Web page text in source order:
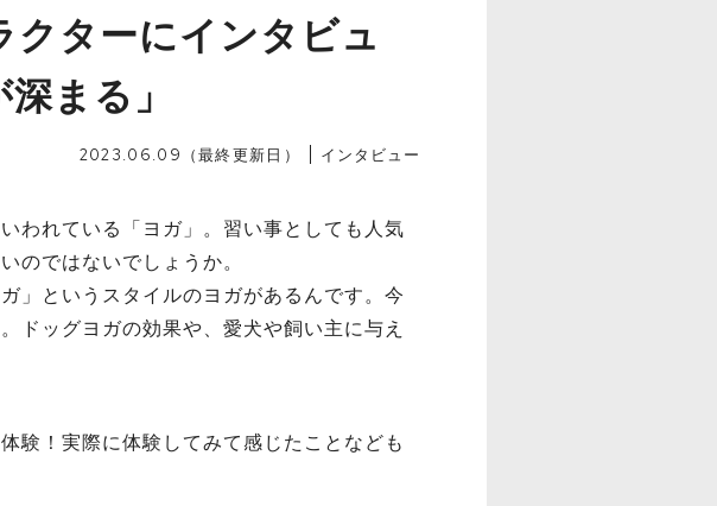
クターにインタビュ
まる」
2023.06.09（最終更新日） インタビュー
われている「ヨガ」。習い事としても人気
のではないでしょうか。
」というスタイルのヨガがあるんです。今
ドッグヨガの効果や、愛犬や飼い主に与え
験！実際に体験してみて感じたことなども